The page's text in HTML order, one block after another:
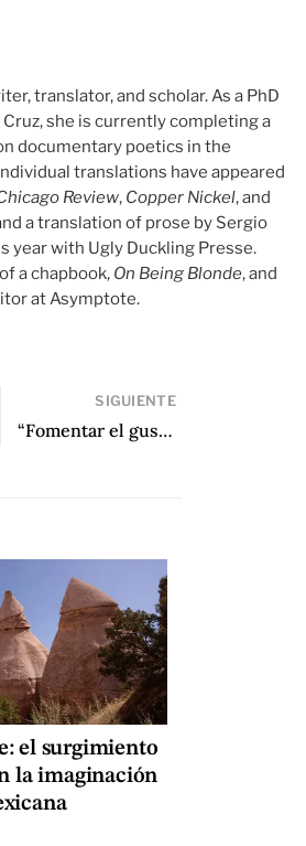
translator, and scholar. As a PhD
she is currently completing a
documentary poetics in the
translations have appeared
Review, Copper Nickel, and
a translation of prose by Sergio
year with Ugly Duckling Presse.
a chapbook, On Being Blonde, and
at Asymptote.
SIGUIENTE
“Fomentar el gusto por el teatro latinoamericano traducido” de Adam Versényi
el surgimiento
la imaginación